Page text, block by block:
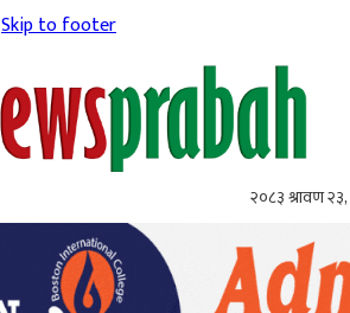
Skip to footer
२०८३ श्रावण २३,